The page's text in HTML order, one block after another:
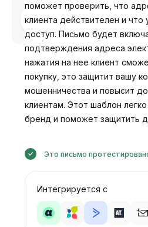
Разработано
Анастасия
поможет проверить, что
клиента действителен и что
доступ. Письмо будет
подтверждения адреса
нажатия на нее клиент
покупку, это защитит вашу
мошенничества и повысит
клиентам. Этот шаблон
бренд и поможет защитить
Это письмо
Интегрируется с